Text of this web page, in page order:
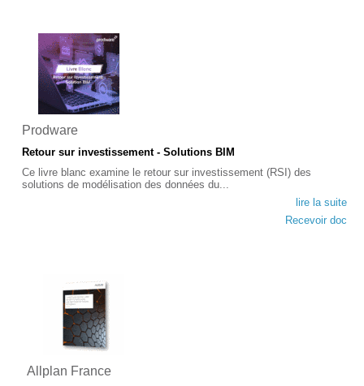
Prodware
Retour sur investissement - Solutions BIM
Ce livre blanc examine le retour sur investissement (RSI) des
solutions de modélisation des données du...
lire la suite
Recevoir doc
Allplan France